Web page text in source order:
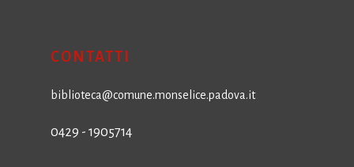
CONTATTI
biblioteca@comune.monselice.padova.it
0429 - 1905714